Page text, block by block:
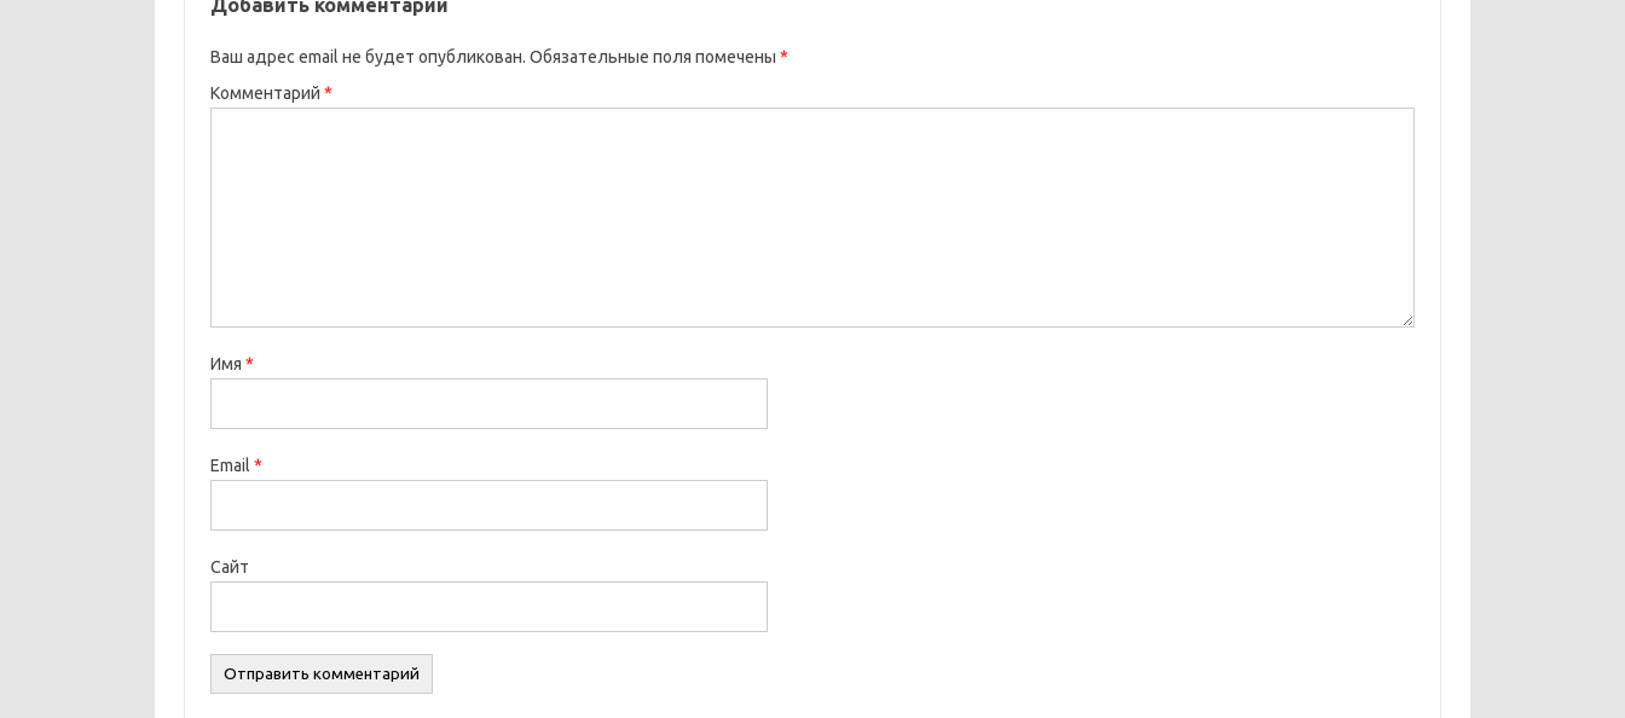
Добавить комментарий
Ваш адрес email не будет опубликован. Обязательные поля помечены *
Комментарий *
Имя *
Email *
Сайт